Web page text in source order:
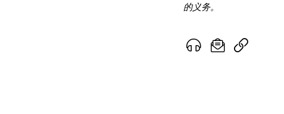
的义务。